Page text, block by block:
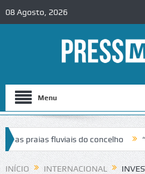
08 Agosto, 2026
Menu
fluviais do concelho
de trânsito no IC2 em Alcobaça
INÍCIO INTERNACIONAL